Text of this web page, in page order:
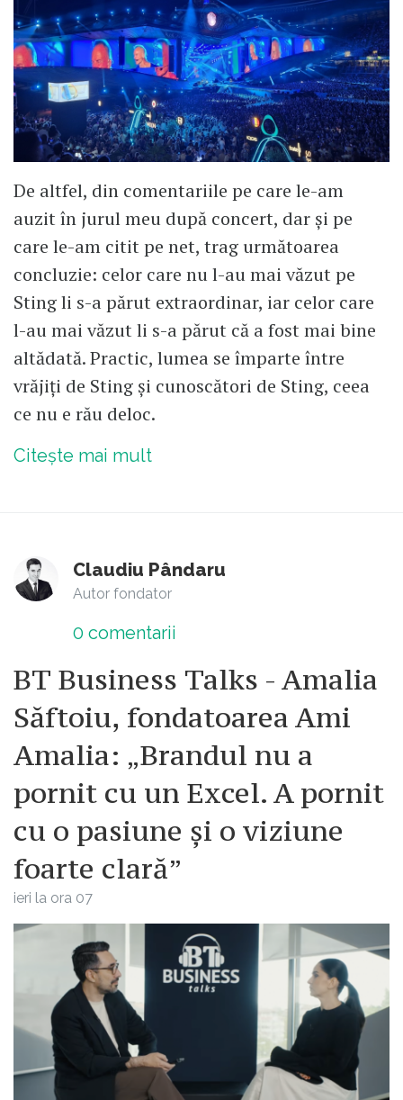
De altfel, din comentariile pe care le-am
auzit în jurul meu după concert, dar și pe
care le-am citit pe net, trag următoarea
concluzie: celor care nu l-au mai văzut pe
Sting li s-a părut extraordinar, iar celor care
l-au mai văzut li s-a părut că a fost mai bine
altădată. Practic, lumea se împarte între
vrăjiți de Sting și cunoscători de Sting, ceea
ce nu e rău deloc.
Citește mai mult
Claudiu Pândaru
Autor fondator
0 comentarii
BT Business Talks - Amalia
Săftoiu, fondatoarea Ami
Amalia: „Brandul nu a
pornit cu un Excel. A pornit
cu o pasiune și o viziune
foarte clară”
ieri la ora 07